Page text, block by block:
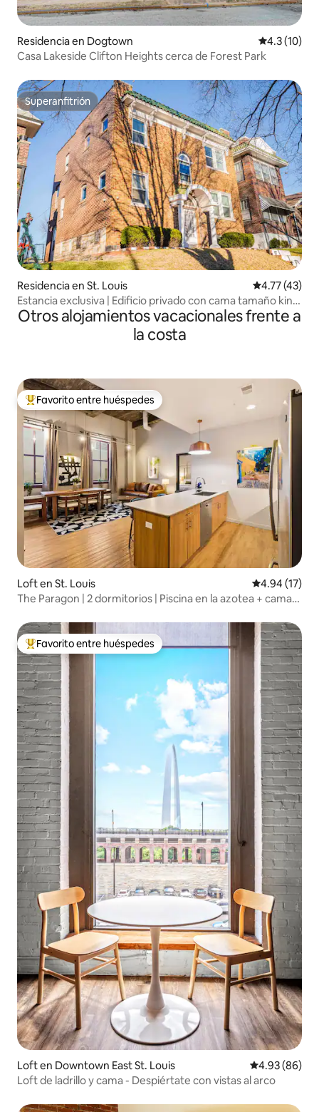
Residencia en Dogtown Calificación
4.3 (10)
Casa Lakeside Clifton Heights cerca de Forest Park
Superanfitrión
Superanfitrión
Residencia en St. Louis Calificación
4.77 (43)
Estancia exclusiva | Edificio privado con cama tamaño king
ychimenea
Otros alojamientos vacacionales frente a
la costa
De los mejores en Favorito entre huéspedes
Favorito entre huéspedes
Loft en St. Louis Calificación
4.94 (17)
The Paragon | 2 dormitorios | Piscina en la azotea + cama
De los mejores en Favorito entre huéspedes
Favorito entre huéspedes
Loft en Downtown East St. Louis Calificación
4.93 (86)
Loft de ladrillo y cama - Despiértate con vistas al arco